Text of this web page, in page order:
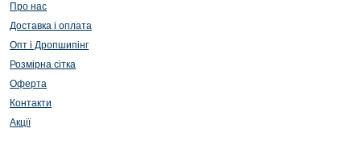
Про нас
Доставка і оплата
Опт і Дропшипінг
Розмірна сітка
Оферта
Контакти
Акції